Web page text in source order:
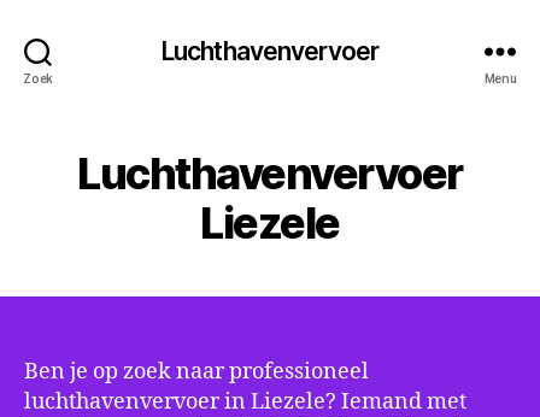
Zoek
Luchthavenvervoer
Menu
Luchthavenvervoer
Liezele
Ben je op zoek naar professioneel
luchthavenvervoer in Liezele? Iemand met